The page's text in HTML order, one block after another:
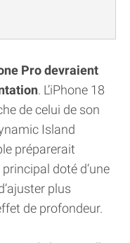
Pro devraient
. L’iPhone 18
de celui de son
Island
préparerait
doté d’une
plus
de profondeur.